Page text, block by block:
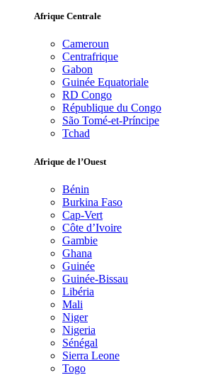
Afrique Centrale
Cameroun
Centrafrique
Gabon
Guinée Equatoriale
RD Congo
République du Congo
São Tomé-et-Príncipe
Tchad
Afrique de l’Ouest
Bénin
Burkina Faso
Cap-Vert
Côte d’Ivoire
Gambie
Ghana
Guinée
Guinée-Bissau
Libéria
Mali
Niger
Nigeria
Sénégal
Sierra Leone
Togo